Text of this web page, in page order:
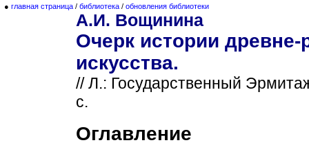
● главная страница / библиотека / обновления библиотеки
А.И. Вощинина
Очерк истории древне-
искусства.
// Л.: Государственный
с.
Оглавление